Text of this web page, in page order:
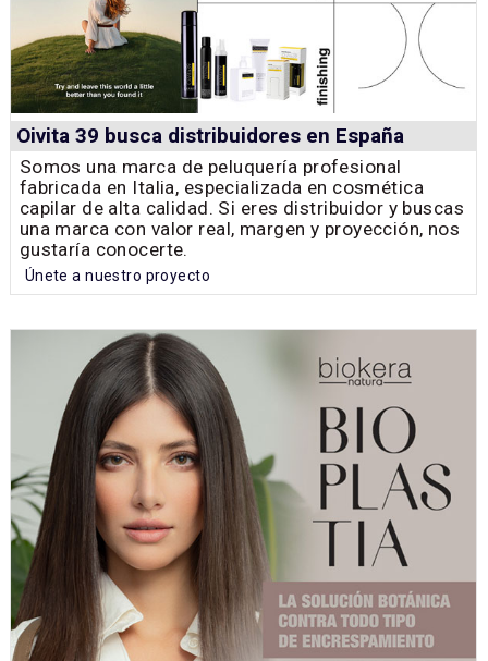
Oivita 39 busca distribuidores en España
Somos una marca de peluquería profesional
fabricada en Italia, especializada en cosmética
capilar de alta calidad. Si eres distribuidor y buscas
una marca con valor real, margen y proyección, nos
gustaría conocerte.
Únete a nuestro proyecto